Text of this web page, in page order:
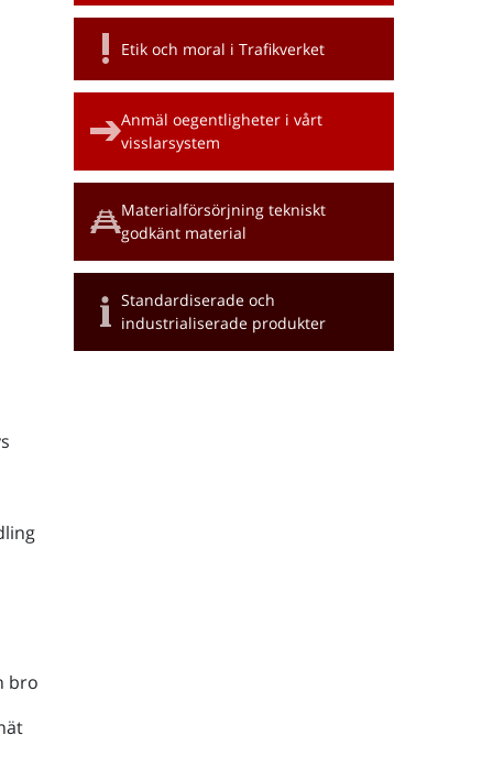
bro
Etik och moral i Trafikverket
Anmäl oegentligheter i vårt
visslarsystem
Materialförsörjning tekniskt
godkänt material
Standardiserade och
industrialiserade produkter